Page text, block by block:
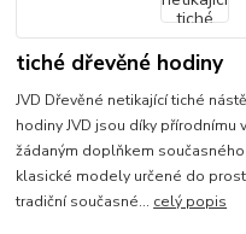
tiché dřevěné hodiny
JVD Dřevěné netikající tiché
hodiny JVD jsou díky přírodnímu
žádaným doplňkem
klasické modely určené do
tradiční současné... celý popis